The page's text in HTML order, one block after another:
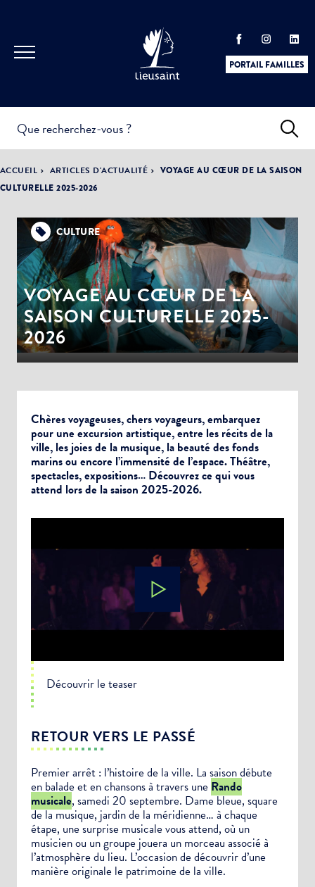
PORTAIL FAMILLES
PRATIQUES &
DÉMARCHES
ACTUALITÉS &
ÉVÈNEMENTS
LA VILLE
DÉMOCRATIE
PARTICIPATIVE
ACCUEIL ARTICLES D'ACTUALITÉ
VOYAGE AU CŒUR DE LA SAISON
CULTURELLE 2025-2026
CULTURE
VOYAGE AU CŒUR DE LA
SAISON CULTURELLE 2025-
2026
Chères voyageuses, chers voyageurs, embarquez
pour une excursion artistique, entre les récits de la
ville, les joies de la musique, la beauté des fonds
marins ou encore l’immensité de l’espace. Théâtre,
spectacles, expositions… Découvrez ce qui vous
attend lors de la saison 2025-2026.
Découvrir le teaser
RETOUR VERS LE PASSÉ
Premier arrêt : l’histoire de la ville. La saison débute
en balade et en chansons à travers une Rando
musicale, samedi 20 septembre. Dame bleue, square
de la musique, jardin de la méridienne… à chaque
étape, une surprise musicale vous attend, où un
musicien ou un groupe jouera un morceau associé à
l’atmosphère du lieu. L’occasion de découvrir d’une
manière originale le patrimoine de la ville.